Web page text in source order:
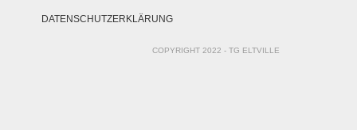
DATENSCHUTZERKLÄRUNG
COPYRIGHT 2022 - TG ELTVILLE